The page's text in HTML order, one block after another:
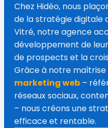
Chez Hidéo, nous
de la stratégie digitale
Vitré, notre agence
développement de
de prospects et la
Grâce à notre
marketing web –
réseaux sociaux,
– nous créons une
efficace et rentable.